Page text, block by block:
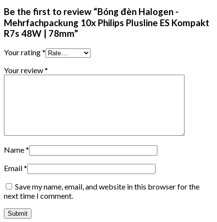
Be the first to review “Bóng đèn Halogen -
Mehrfachpackung 10x Philips Plusline ES Kompakt
R7s 48W | 78mm”
Your rating*
Your review*
Name*
Email*
Save my name, email, and website in this browser for the
next time I comment.